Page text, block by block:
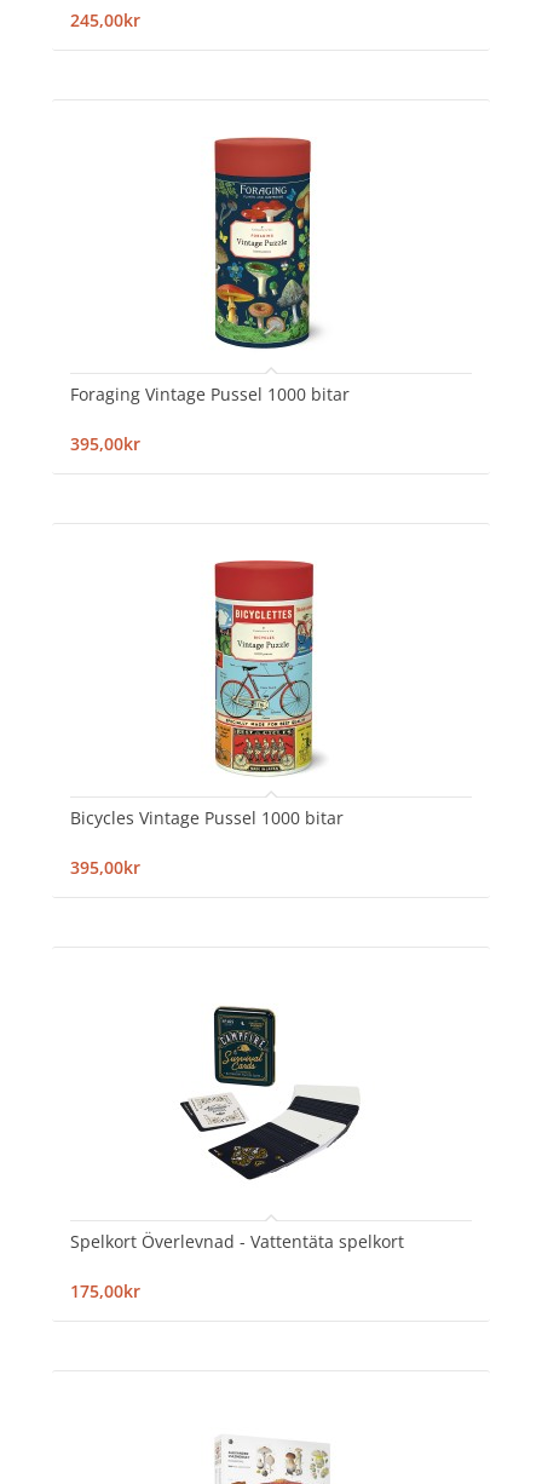
245,00kr
Foraging Vintage Pussel 1000 bitar
395,00kr
Bicycles Vintage Pussel 1000 bitar
395,00kr
Spelkort Överlevnad - Vattentäta spelkort
175,00kr